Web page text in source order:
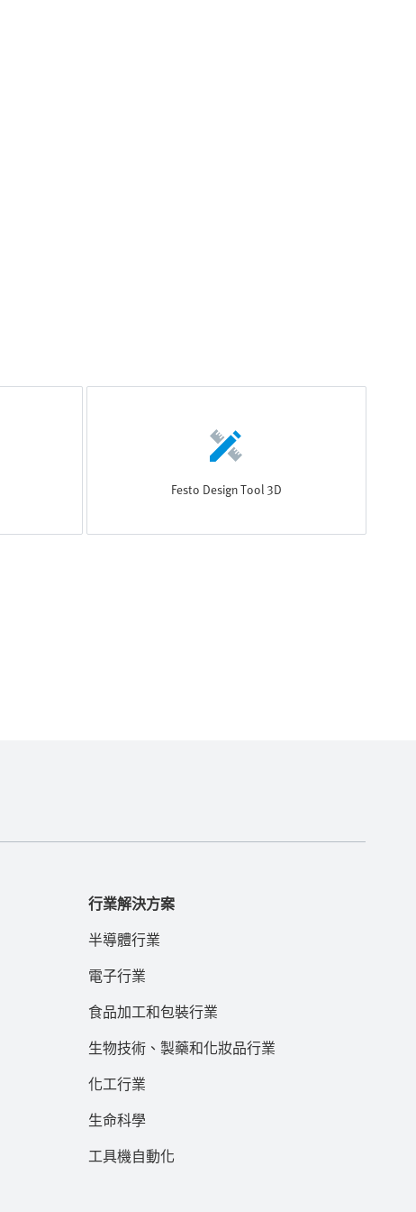
Festo Design Tool 3D
行業解決方案
半導體行業
電子行業
食品加工和包裝行業
生物技術、製藥和化妝品行業
化工行業
生命科學
工具機自動化